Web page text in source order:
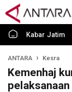
Kabar Jatim
ANTARA Kesra
Kemenhaj